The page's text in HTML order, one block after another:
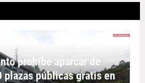
prohíbe aparcar de
plazas públicas gratis en